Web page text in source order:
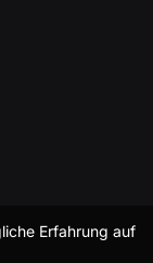
Erfahrung auf